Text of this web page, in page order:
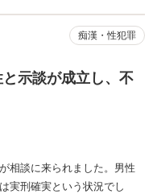
痴漢・性犯罪
示談が成立し、不
相談に来られました。男性
実刑確実という状況でし